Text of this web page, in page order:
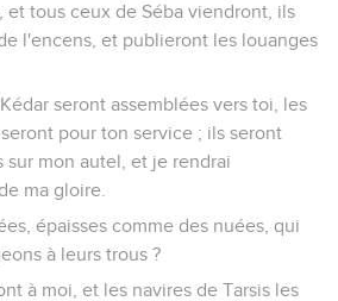
et tous ceux de Séba viendront, ils
l'encens, et publieront les louanges
seront assemblées vers toi, les
pour ton service ; ils seront
sur mon autel, et je rendrai
ma gloire.
épaisses comme des nuées, qui
à leurs trous ?
à moi, et les navires de Tarsis les